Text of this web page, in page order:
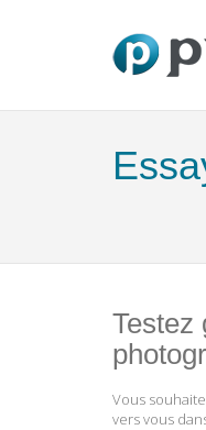
Testez
Vous
vers vous